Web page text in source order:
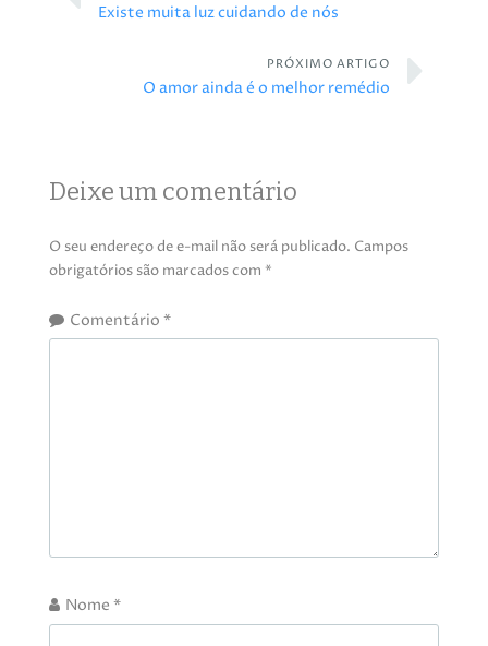
Existe muita luz cuidando de nós
PRÓXIMO ARTIGO
O amor ainda é o melhor remédio
Deixe um comentário
O seu endereço de e-mail não será publicado. Campos
obrigatórios são marcados com *
Comentário *
Nome *